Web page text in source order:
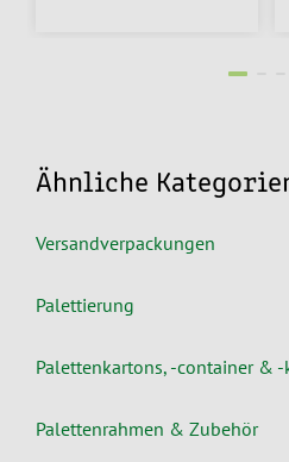
Ähnliche
Versandverpackungen
Palettierung
Palettenkartons, -container & -
Palettenrahmen & Zubehör